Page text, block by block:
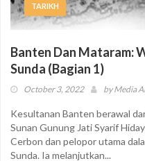
TARIKH
Banten Dan Mataram:
Sunda (Bagian 1)
October 3, 2022 byMedia
Kesultanan Banten berawal
Sunan Gunung Jati Syarif
Cerbon dan pelopor utama
Sunda. Ia melanjutkan...